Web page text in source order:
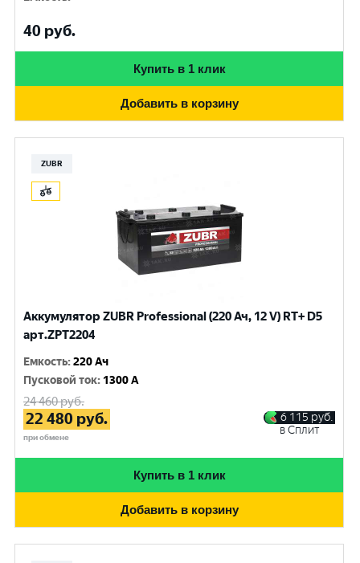
40 руб.
Купить в 1 клик
Добавить в корзину
ZUBR
Аккумулятор ZUBR Professional (220 Ач, 12 V) RT+ D5
арт.ZPT2204
Емкость:220 Ач
Пусковой ток: 1300 A
24 460руб.
22 480 руб.
при обмене
6 115 руб.
в Сплит
Купить в 1 клик
Добавить в корзину